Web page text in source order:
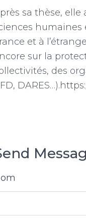
sa thèse,
humaines
et à
sur la
des